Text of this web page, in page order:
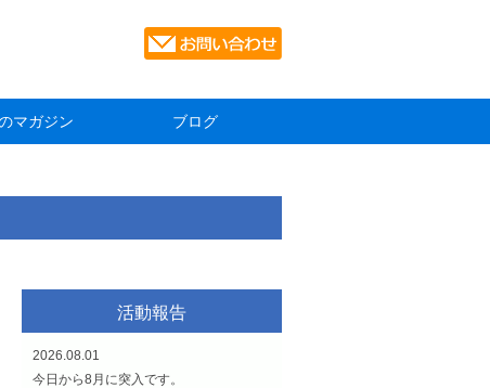
マガジン ブログ
活動報告
2026.08.01
今日から8月に突入です。